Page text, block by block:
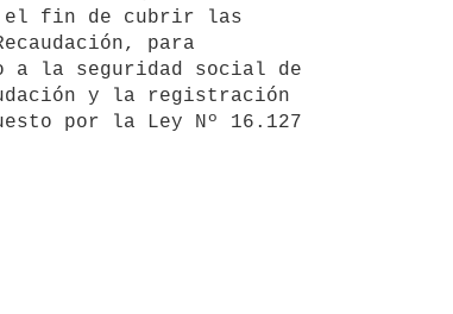
el fin de cubrir las
para
a la seguridad social de
y la registración
por la Ley Nº 16.127